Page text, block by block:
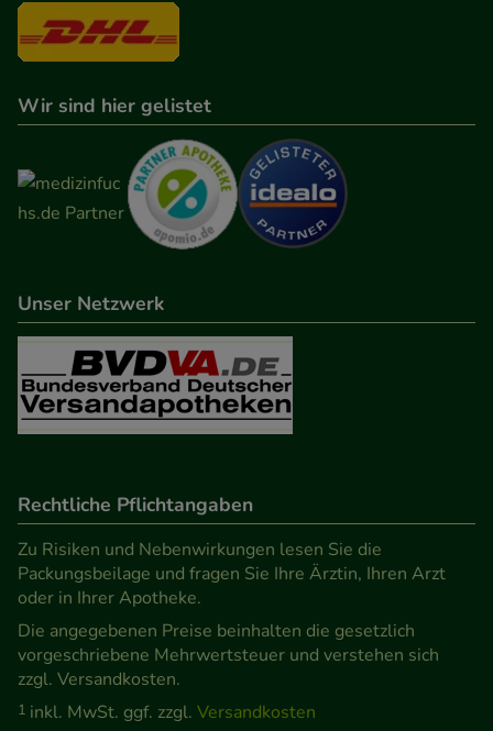
Wir sind hier gelistet
Unser Netzwerk
Rechtliche Pflichtangaben
Zu Risiken und Nebenwirkungen lesen Sie die
Packungsbeilage und fragen Sie Ihre Ärztin, Ihren Arzt
oder in Ihrer Apotheke.
Die angegebenen Preise beinhalten die gesetzlich
vorgeschriebene Mehrwertsteuer und verstehen sich
zzgl. Versandkosten.
1 inkl. MwSt. ggf. zzgl. Versandkosten